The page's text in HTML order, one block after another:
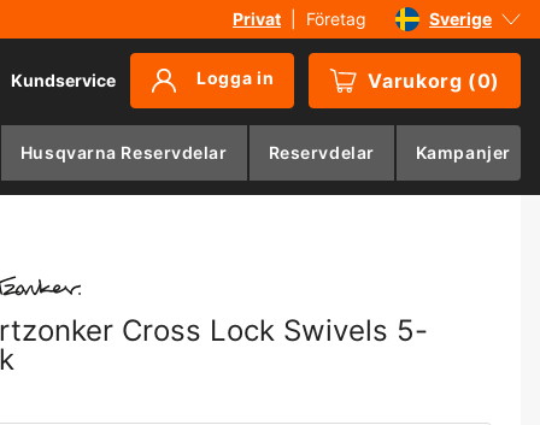
Privat Företag
Sverige
Danmark
Norge
Kundservice Logga in Varukorg (0)
Husqvarna Reservdelar Reservdelar Kampanjer
Cross Lock Swivels 5-